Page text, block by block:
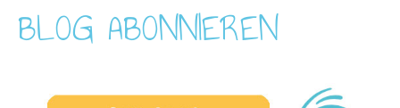
BLOG ABONNIEREN